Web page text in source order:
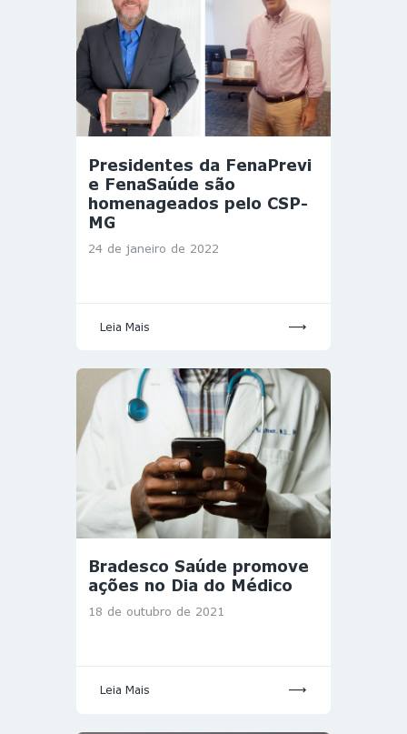
Presidentes da FenaPrevi
e FenaSaúde são
homenageados pelo CSP-
MG
24 de janeiro de 2022
Leia Mais
Bradesco Saúde promove
ações no Dia do Médico
18 de outubro de 2021
Leia Mais